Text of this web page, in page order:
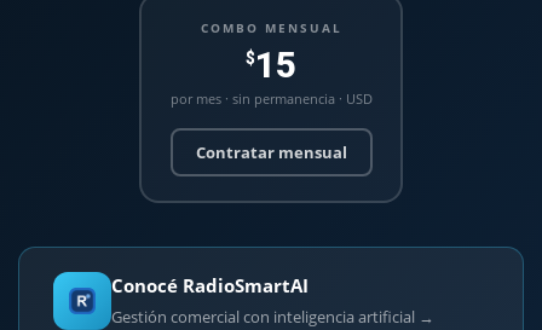
COMBO MENSUAL
$15
por mes · sin permanencia · USD
Contratar mensual
Conocé RadioSmartAI
Gestión comercial con inteligencia artificial →